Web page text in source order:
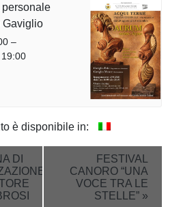
personale
Gaviglio
–
è disponibile in:
DI
FESTIVAL
CANORO “UNA
VOCE TRA LE
STELLE” »